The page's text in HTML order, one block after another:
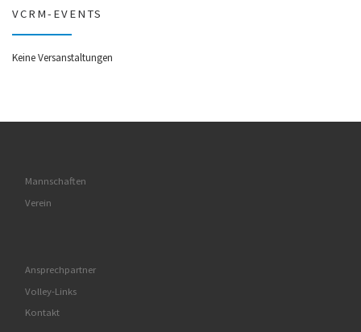
VCRM-EVENTS
Keine Versanstaltungen
Mannschaften
Verein
Ansprechpartner
Volley-Links
Kontakt